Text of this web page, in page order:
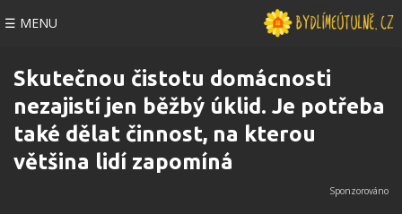
☰ MENU
Skutečnou čistotu domácnosti
nezajistí jen běžbý úklid. Je potřeba
také dělat činnost, na kterou
většina lidí zapomíná